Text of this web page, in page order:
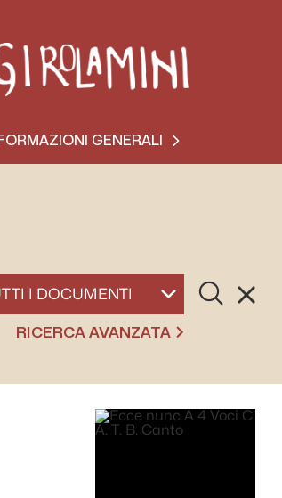
GENERALI
UN DOCUMENTO
Cerca
RICERCA AVANZATA